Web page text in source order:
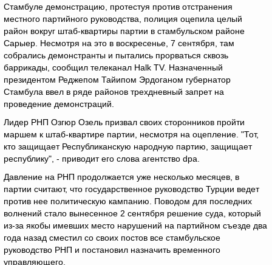
Стамбуле демонстрацию, протестуя против отстранения
местного партийного руководства, полиция оцепила целый
район вокруг штаб-квартиры партии в стамбульском районе
Сарыер. Несмотря на это в воскресенье, 7 сентября, там
собрались демонстранты и пытались прорваться сквозь
баррикады, сообщил телеканал Halk TV. Назначенный
президентом Реджепом Тайипом Эрдоганом губернатор
Стамбула ввел в ряде районов трехдневный запрет на
проведение демонстраций.
Лидер РНП Озгюр Озель призвал своих сторонников пройти
маршем к штаб-квартире партии, несмотря на оцепление. "Тот,
кто защищает Республиканскую народную партию, защищает
республику", - приводит его слова агентство dpa.
Давление на РНП продолжается уже несколько месяцев, в
партии считают, что государственное руководство Турции ведет
против нее политическую кампанию. Поводом для последних
волнений стало вынесенное 2 сентября решение суда, который
из-за якобы имевших место нарушений на партийном съезде два
года назад сместил со своих постов все стамбульское
руководство РНП и постановил назначить временного
управляющего.